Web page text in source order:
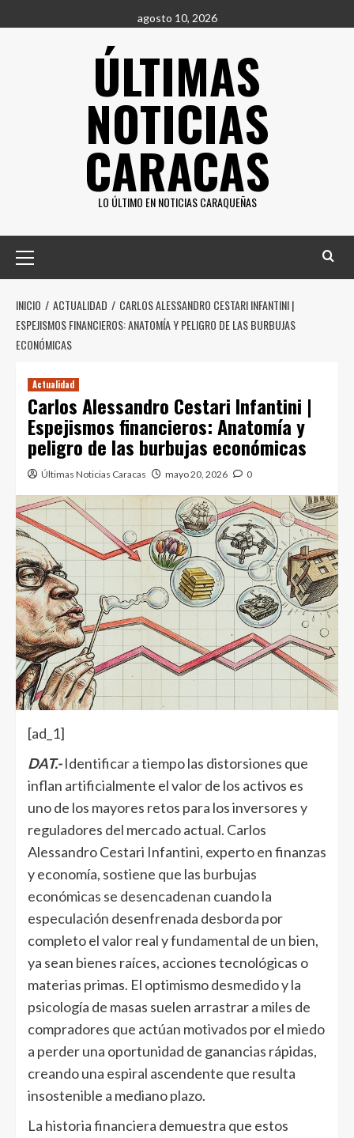
al
agosto 10, 2026
ÚLTIMAS
NOTICIAS
CARACAS
LO ÚLTIMO EN NOTICIAS CARAQUEÑAS
principal
INICIO ACTUALIDAD
CARLOS ALESSANDRO CESTARI INFANTINI |
ESPEJISMOS FINANCIEROS: ANATOMÍA Y PELIGRO DE LAS BURBUJAS
ECONÓMICAS
Actualidad
Carlos Alessandro Cestari Infantini |
Espejismos financieros: Anatomía y
peligro de las burbujas económicas
Últimas Noticias Caracas mayo 20, 2026 0
[ad_1]
DAT.-Identificar a tiempo las distorsiones que
inflan artificialmente el valor de los activos es
uno de los mayores retos para los inversores y
reguladores del mercado actual. Carlos
Alessandro Cestari Infantini, experto en finanzas
y economía, sostiene que las burbujas
económicas se desencadenan cuando la
especulación desenfrenada desborda por
completo el valor real y fundamental de un bien,
ya sean bienes raíces, acciones tecnológicas o
materias primas. El optimismo desmedido y la
psicología de masas suelen arrastrar a miles de
compradores que actúan motivados por el miedo
a perder una oportunidad de ganancias rápidas,
creando una espiral ascendente que resulta
insostenible a mediano plazo.
La historia financiera demuestra que estos